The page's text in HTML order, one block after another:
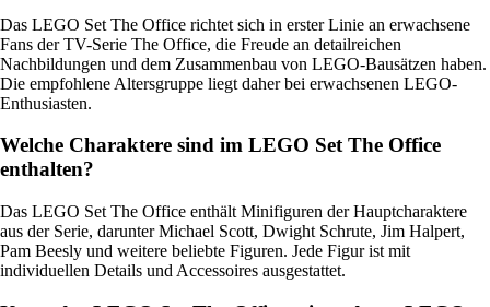
Das LEGO Set The Office richtet sich in erster Linie an erwachsene
Fans der TV-Serie The Office, die Freude an detailreichen
Nachbildungen und dem Zusammenbau von LEGO-Bausätzen haben.
Die empfohlene Altersgruppe liegt daher bei erwachsenen LEGO-
Enthusiasten.
Welche Charaktere sind im LEGO Set The Office
enthalten?
Das LEGO Set The Office enthält Minifiguren der Hauptcharaktere
aus der Serie, darunter Michael Scott, Dwight Schrute, Jim Halpert,
Pam Beesly und weitere beliebte Figuren. Jede Figur ist mit
individuellen Details und Accessoires ausgestattet.